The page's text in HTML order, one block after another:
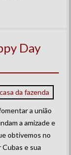
Day
a união
a amizade e
obtivemos no
e sua